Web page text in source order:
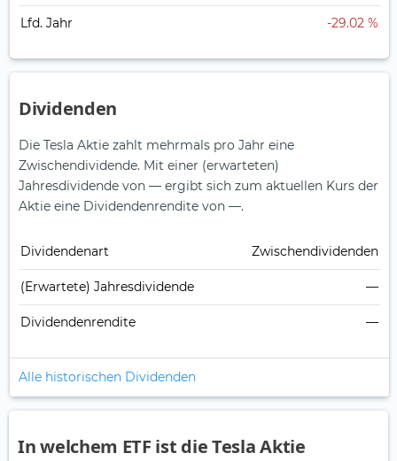
Lfd. Jahr -29.02 %
Dividenden
Die Tesla Aktie zahlt mehrmals pro Jahr eine
Zwischendividende. Mit einer (erwarteten)
Jahresdividende von — ergibt sich zum aktuellen Kurs der
Aktie eine Dividendenrendite von —.
Dividendenart Zwischendividenden
(Erwartete) Jahresdividende —
Dividendenrendite —
Alle historischen Dividenden
In welchem ETF ist die Tesla Aktie